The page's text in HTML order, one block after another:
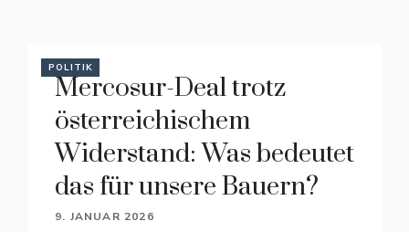
POLITIK
Mercosur-Deal trotz
österreichischem
Widerstand: Was bedeutet
das für unsere Bauern?
9. JANUAR 2026